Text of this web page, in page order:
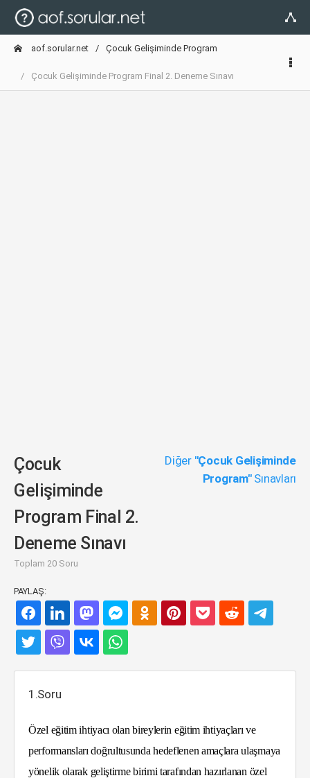
aof.sorular.net Çocuk Gelişiminde Program
Çocuk Gelişiminde Program Final 2. Deneme Sınavı
Çocuk
Gelişiminde
Program Final 2.
Deneme Sınavı
Toplam 20 Soru
Diğer "Çocuk Gelişiminde
Program"Sınavları
PAYLAŞ:
1.Soru
Özel eğitim ihtiyacı olan bireylerin eğitim ihtiyaçları ve
performansları doğrultusunda hedeflenen amaçlara ulaşmaya
yönelik olarak geliştirme birimi tarafından hazırlanan özel